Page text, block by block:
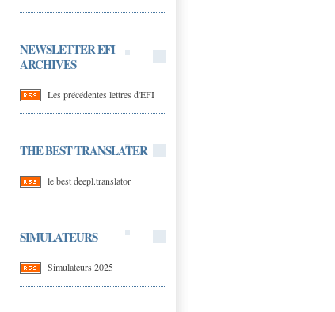
NEWSLETTER EFI
ARCHIVES
Les précédentes lettres d'EFI
THE BEST TRANSLATER
le best deepl.translator
SIMULATEURS
Simulateurs 2025